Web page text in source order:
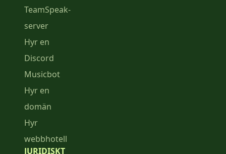
TeamSpeak-
server
Hyr en
Discord
Musicbot
Hyr en
domän
Hyr
webbhotell
JURIDISKT